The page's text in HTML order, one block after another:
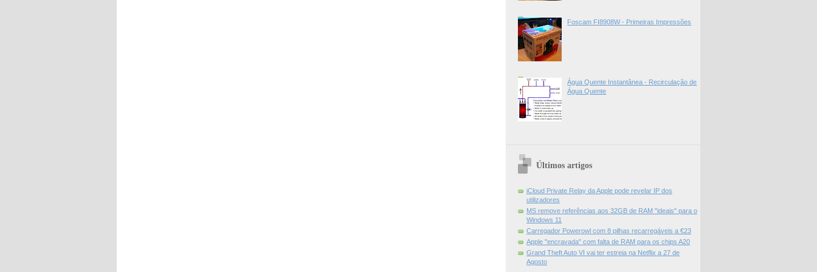
Foscam FI8908W - Primeiras Impressões
Água Quente Instantânea - Recirculação de
Água Quente
Últimos artigos
iCloud Private Relay da Apple pode revelar IP dos
utilizadores
MS remove referências aos 32GB de RAM "ideais" para o
Windows 11
Carregador Powerowl com 8 pilhas recarregáveis a €23
Apple "encravada" com falta de RAM para os chips A20
Grand Theft Auto VI vai ter estreia na Netflix a 27 de
Agosto